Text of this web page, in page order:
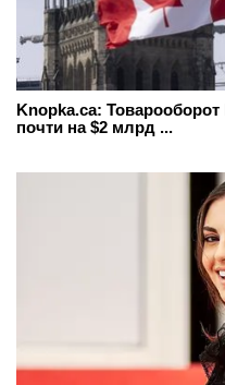
Knopka.ca:
почти на $2 млрд ...